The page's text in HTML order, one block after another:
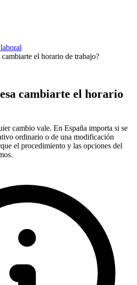
cambiarte el horario de trabajo?
cambiarte el horario
cambio vale. En España importa si se
ordinario o de una modificación
el procedimiento y las opciones del